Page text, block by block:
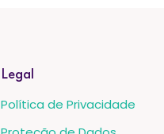
Legal
Política de Privacidade